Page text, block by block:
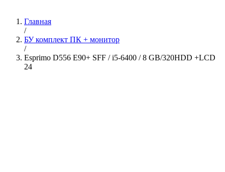
Главная
/
БУ комплект ПК + монитор
/
Esprimo D556 E90+ SFF / i5-6400 / 8 GB/320HDD +LCD
24